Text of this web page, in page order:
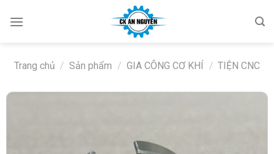
Trang chủ / Sản phẩm / GIA CÔNG CƠ KHÍ / TIỆN CNC